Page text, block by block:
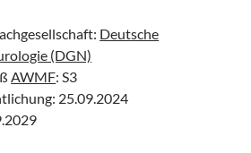
Deutsche
(DGN)
AWMF: S3
25.09.2024